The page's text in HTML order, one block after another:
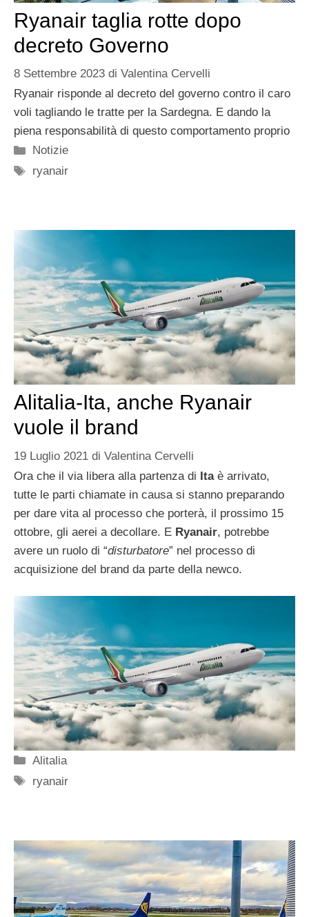
Ryanair taglia rotte dopo
decreto Governo
8 Settembre 2023 di Valentina Cervelli
Ryanair risponde al decreto del governo contro il caro
voli tagliando le tratte per la Sardegna. E dando la
piena responsabilità di questo comportamento proprio
Categorie
Notizie
Tag
ryanair
Alitalia-Ita, anche Ryanair
vuole il brand
19 Luglio 2021 di Valentina Cervelli
Ora che il via libera alla partenza di Itaè arrivato,
tutte le parti chiamate in causa si stanno preparando
per dare vita al processo che porterà, il prossimo 15
ottobre, gli aerei a decollare. E Ryanair, potrebbe
avere un ruolo di “disturbatore” nel processo di
acquisizione del brand da parte della newco.
Categorie
Alitalia
Tag
ryanair